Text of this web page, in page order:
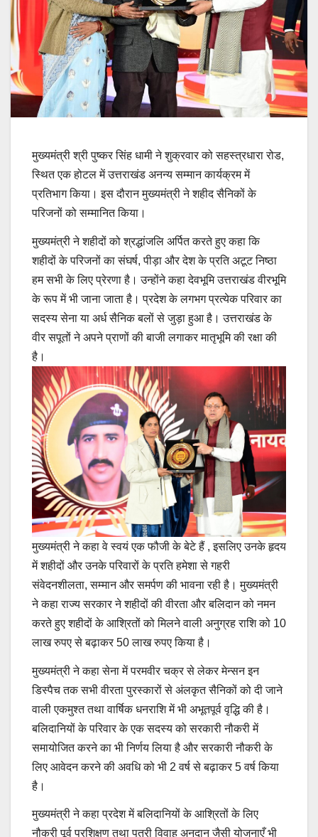
मुख्यमंत्री श्री पुष्कर सिंह धामी ने शुक्रवार को सहस्त्रधारा रोड,
स्थित एक होटल में उत्तराखंड अनन्य सम्मान कार्यक्रम में
प्रतिभाग किया। इस दौरान मुख्यमंत्री ने शहीद सैनिकों के
परिजनों को सम्मानित किया।
मुख्यमंत्री ने शहीदों को श्रद्धांजलि अर्पित करते हुए कहा कि
शहीदों के परिजनों का संघर्ष, पीड़ा और देश के प्रति अटूट निष्ठा
हम सभी के लिए प्रेरणा है। उन्होंने कहा देवभूमि उत्तराखंड वीरभूमि
के रूप में भी जाना जाता है। प्रदेश के लगभग प्रत्येक परिवार का
सदस्य सेना या अर्ध सैनिक बलों से जुड़ा हुआ है। उत्तराखंड के
वीर सपूतों ने अपने प्राणों की बाजी लगाकर मातृभूमि की रक्षा की
है।
मुख्यमंत्री ने कहा वे स्वयं एक फौजी के बेटे हैं , इसलिए उनके हृदय
में शहीदों और उनके परिवारों के प्रति हमेशा से गहरी
संवेदनशीलता, सम्मान और समर्पण की भावना रही है। मुख्यमंत्री
ने कहा राज्य सरकार ने शहीदों की वीरता और बलिदान को नमन
करते हुए शहीदों के आश्रितों को मिलने वाली अनुग्रह राशि को 10
लाख रुपए से बढ़ाकर 50 लाख रुपए किया है।
मुख्यमंत्री ने कहा सेना में परमवीर चक्र से लेकर मेन्सन इन
डिस्पैच तक सभी वीरता पुरस्कारों से अंलकृत सैनिकों को दी जाने
वाली एकमुश्त तथा वार्षिक धनराशि में भी अभूतपूर्व वृद्धि की है।
बलिदानियों के परिवार के एक सदस्य को सरकारी नौकरी में
समायोजित करने का भी निर्णय लिया है और सरकारी नौकरी के
लिए आवेदन करने की अवधि को भी 2 वर्ष से बढ़ाकर 5 वर्ष किया
है।
मुख्यमंत्री ने कहा प्रदेश में बलिदानियों के आश्रितों के लिए
नौकरी पूर्व प्रशिक्षण तथा पुत्री विवाह अनुदान जैसी योजनाएँ भी